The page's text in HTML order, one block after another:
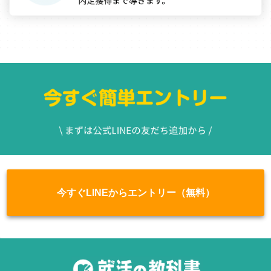
今すぐLINEからエントリー（無料）